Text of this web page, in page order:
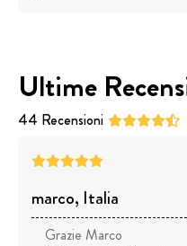
Ultime
44 Recensioni
marco, Italia
Grazie Marco